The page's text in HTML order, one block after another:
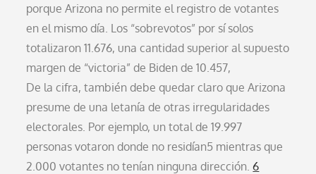
porque Arizona no permite el registro de votantes
en el mismo día. Los “sobrevotos” por sí solos
totalizaron 11.676, una cantidad superior al supuesto
margen de “victoria” de Biden de 10.457,
De la cifra, también debe quedar claro que Arizona
presume de una letanía de otras irregularidades
electorales. Por ejemplo, un total de 19.997
personas votaron donde no residían5 mientras que
2.000 votantes no tenían ninguna dirección.6